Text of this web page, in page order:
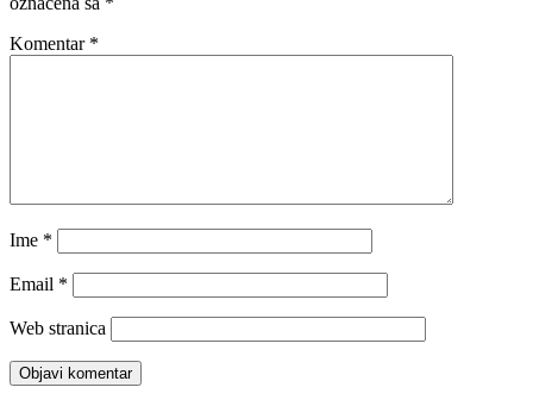
Komentar *
Ime *
Email *
Web stranica